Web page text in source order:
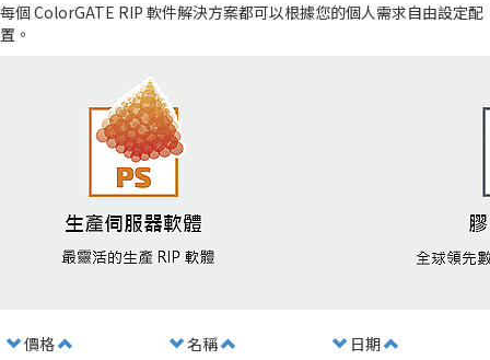
每個 ColorGATE RIP 軟件解決方案都可以根據您的個人需求自由設定配
置。
價格 名稱 日期